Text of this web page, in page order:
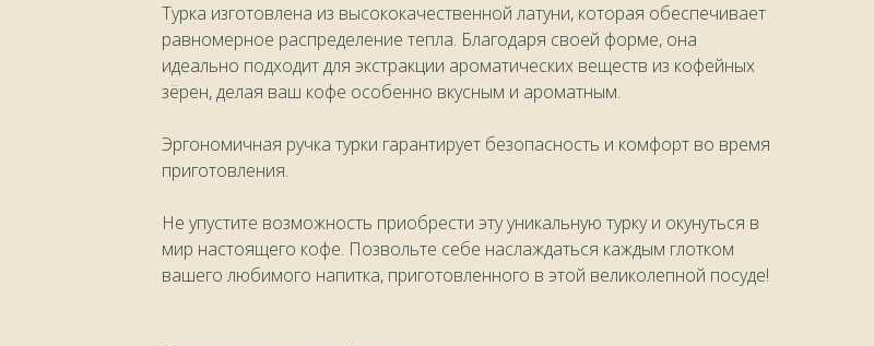
Турка изготовлена из высококачественной латуни, которая обеспечивает
равномерное распределение тепла. Благодаря своей форме, она
идеально подходит для экстракции ароматических веществ из кофейных
зёрен, делая ваш кофе особенно вкусным и ароматным.
Эргономичная ручка турки гарантирует безопасность и комфорт во время
приготовления.
Не упустите возможность приобрести эту уникальную турку и окунуться в
мир настоящего кофе. Позвольте себе наслаждаться каждым глотком
вашего любимого напитка, приготовленного в этой великолепной посуде!